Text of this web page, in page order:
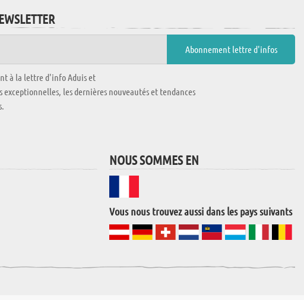
à la lettre d'info Aduis et
exceptionnelles, les dernières nouveautés et tendances
NOUS SOMMES EN
Vous nous trouvez aussi dans les pays suivants